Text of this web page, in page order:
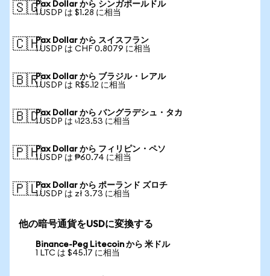
🇸🇬Pax Dollar から シンガポールドル
1 USDP は $1.28 に相当
🇨🇭Pax Dollar から スイスフラン
1 USDP は CHF 0.8079 に相当
🇧🇷Pax Dollar から ブラジル・レアル
1 USDP は R$5.12 に相当
🇧🇩Pax Dollar から バングラデシュ・タカ
1 USDP は ৳123.53 に相当
🇵🇭Pax Dollar から フィリピン・ペソ
1 USDP は ₱60.74 に相当
🇵🇱Pax Dollar から ポーランド ズロチ
1 USDP は zł 3.73 に相当
他の暗号通貨をUSDに変換する
Binance-Peg Litecoin から 米ドル
1 LTC は $45.17 に相当